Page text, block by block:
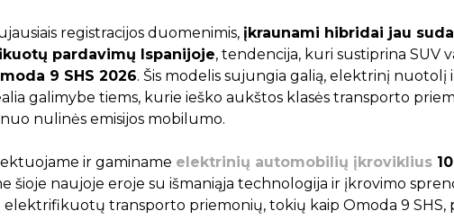
registracijos duomenimis, įkraunami hibridai jau
pardavimų Ispanijoje, tendencija, kuri sustiprina SUV
9 SHS 2026. Šis modelis sujungia galią, elektrinį nuotolį
galimybe tiems, kurie ieško aukštos klasės transporto
nulinės emisijos mobilumo.
ir gaminame elektrinių automobilių įkroviklius
šioje naujoje eroje su išmaniąja technologija ir įkrovimo
elektrifikuotų transporto priemonių, tokių kaip Omoda 9 SHS,